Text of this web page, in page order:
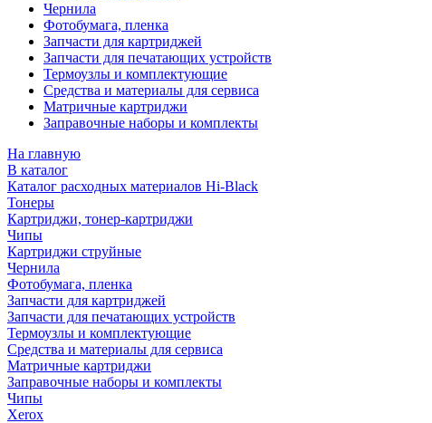
Чернила
Фотобумага, пленка
Запчасти для картриджей
Запчасти для печатающих устройств
Термоузлы и комплектующие
Средства и материалы для сервиса
Матричные картриджи
Заправочные наборы и комплекты
На главную
В каталог
Каталог расходных материалов Hi-Black
Тонеры
Картриджи, тонер-картриджи
Чипы
Картриджи струйные
Чернила
Фотобумага, пленка
Запчасти для картриджей
Запчасти для печатающих устройств
Термоузлы и комплектующие
Средства и материалы для сервиса
Матричные картриджи
Заправочные наборы и комплекты
Чипы
Xerox